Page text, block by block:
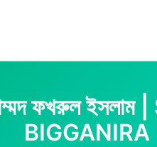
মুহাম্মদ ফখরুল
BIGGANIRA